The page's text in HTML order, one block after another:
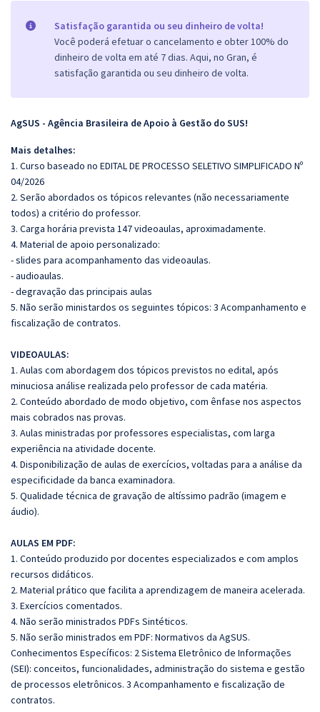
Satisfação garantida ou seu dinheiro de volta!
Você poderá efetuar o cancelamento e obter 100% do
dinheiro de volta em até 7 dias. Aqui, no Gran, é
satisfação garantida ou seu dinheiro de volta.
AgSUS - Agência Brasileira de Apoio à Gestão do SUS!
Mais detalhes:
1. Curso baseado no EDITAL DE PROCESSO SELETIVO SIMPLIFICADO Nº
04/2026
2. Serão abordados os tópicos relevantes (não necessariamente
todos) a critério do professor.
3. Carga horária prevista 147 videoaulas, aproximadamente.
4. Material de apoio personalizado:
- slides para acompanhamento das videoaulas.
- audioaulas.
- degravação das principais aulas
5. Não serão ministardos os seguintes tópicos: 3 Acompanhamento e
fiscalização de contratos.
VIDEOAULAS:
1. Aulas com abordagem dos tópicos previstos no edital, após
minuciosa análise realizada pelo professor de cada matéria.
2. Conteúdo abordado de modo objetivo, com ênfase nos aspectos
mais cobrados nas provas.
3. Aulas ministradas por professores especialistas, com larga
experiência na atividade docente.
4. Disponibilização de aulas de exercícios, voltadas para a análise da
especificidade da banca examinadora.
5. Qualidade técnica de gravação de altíssimo padrão (imagem e
áudio).
AULAS EM PDF:
1. Conteúdo produzido por docentes especializados e com amplos
recursos didáticos.
2. Material prático que facilita a aprendizagem de maneira acelerada.
3. Exercícios comentados.
4. Não serão ministrados PDFs Sintéticos.
5. Não serão ministrados em PDF: Normativos da AgSUS.
Conhecimentos Específicos: 2 Sistema Eletrônico de Informações
(SEI): conceitos, funcionalidades, administração do sistema e gestão
de processos eletrônicos. 3 Acompanhamento e fiscalização de
contratos.